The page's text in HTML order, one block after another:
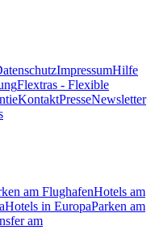
ImpressumHilfe
Flextras - Flexible
KontaktPresseNewsletter
am FlughafenHotels am
Hotels in EuropaParken am
am